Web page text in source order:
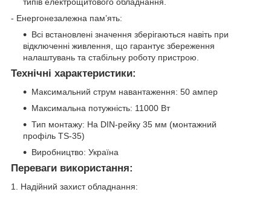
типів електрощитового обладнання.
- Енергонезалежна пам’ять:
Всі встановлені значення зберігаються навіть при
відключенні живлення, що гарантує збереження
налаштувань та стабільну роботу пристрою.
Технічні характеристики:
Максимальний струм навантаження: 50 ампер
Максимальна потужність: 11000 Вт
Тип монтажу: На DIN-рейку 35 мм (монтажний
профіль TS-35)
Виробництво: Україна
Переваги використання:
1. Надійний захист обладнання: